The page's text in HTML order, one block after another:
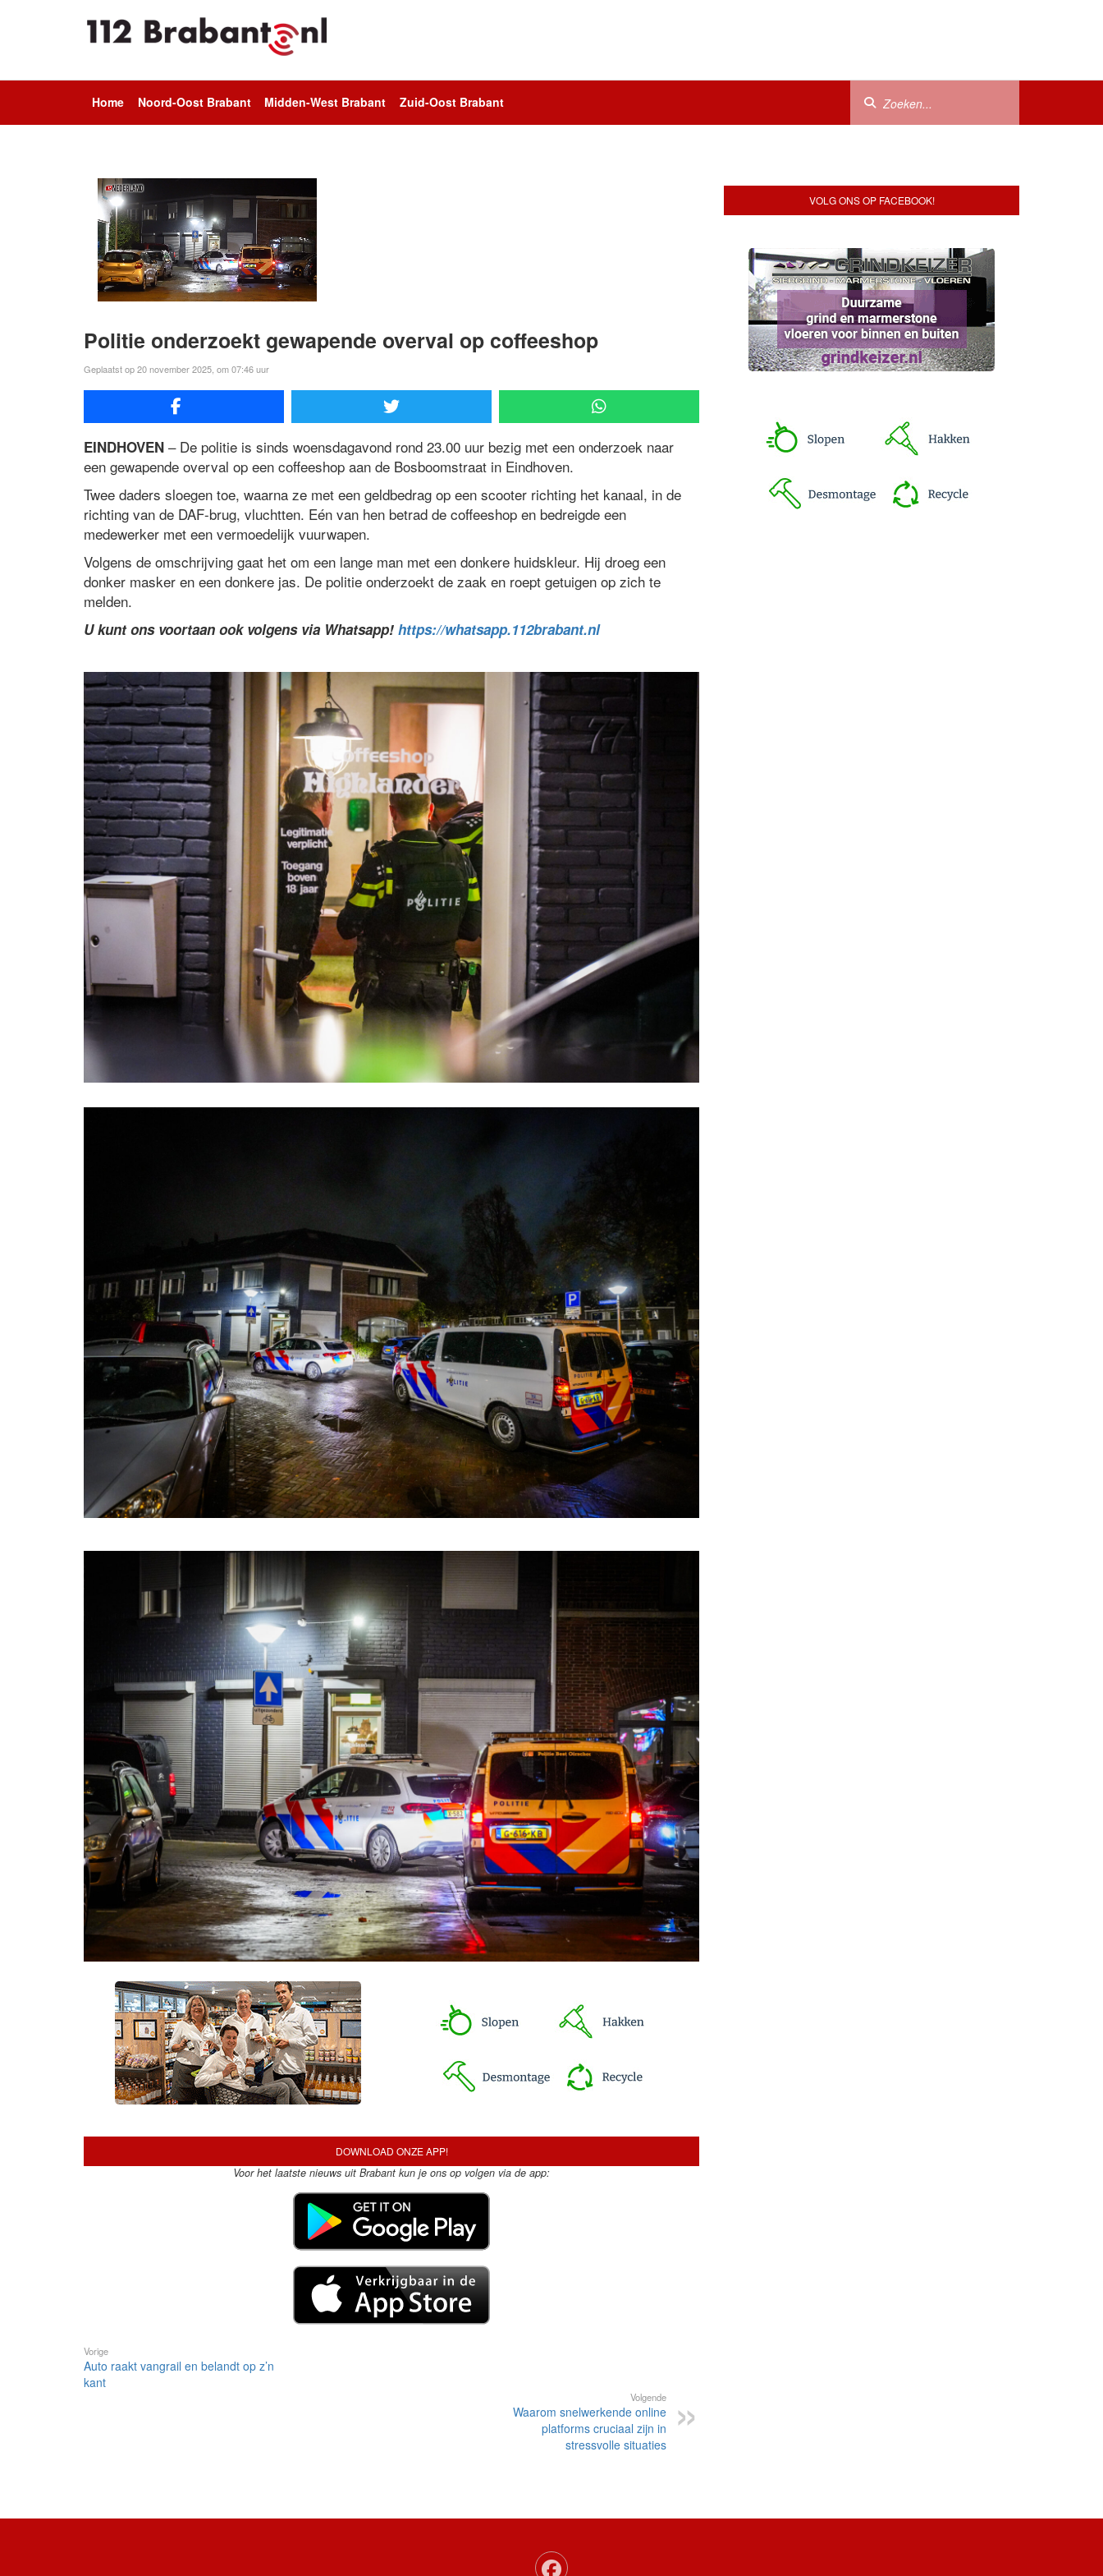
Home Noord-Oost Brabant Midden-West Brabant Zuid-Oost Brabant
Politie onderzoekt gewapende overval op coffeeshop
Geplaatst op 20 november 2025, om 07:46 uur
EINDHOVEN – De politie is sinds woensdagavond rond 23.00 uur bezig met een onderzoek naar
een gewapende overval op een coffeeshop aan de Bosboomstraat in Eindhoven.
Twee daders sloegen toe, waarna ze met een geldbedrag op een scooter richting het kanaal, in de
richting van de DAF-brug, vluchtten. Eén van hen betrad de coffeeshop en bedreigde een
medewerker met een vermoedelijk vuurwapen.
Volgens de omschrijving gaat het om een lange man met een donkere huidskleur. Hij droeg een
donker masker en een donkere jas. De politie onderzoekt de zaak en roept getuigen op zich te
melden.
U kunt ons voortaan ook volgens via Whatsapp! https://whatsapp.112brabant.nl
DOWNLOAD ONZE APP!
Voor het laatste nieuws uit Brabant kun je ons op volgen via de app:
Vorige
Auto raakt vangrail en belandt op z’n
kant
Volgende
Waarom snelwerkende online
platforms cruciaal zijn in
stressvolle situaties
VOLG ONS OP FACEBOOK!